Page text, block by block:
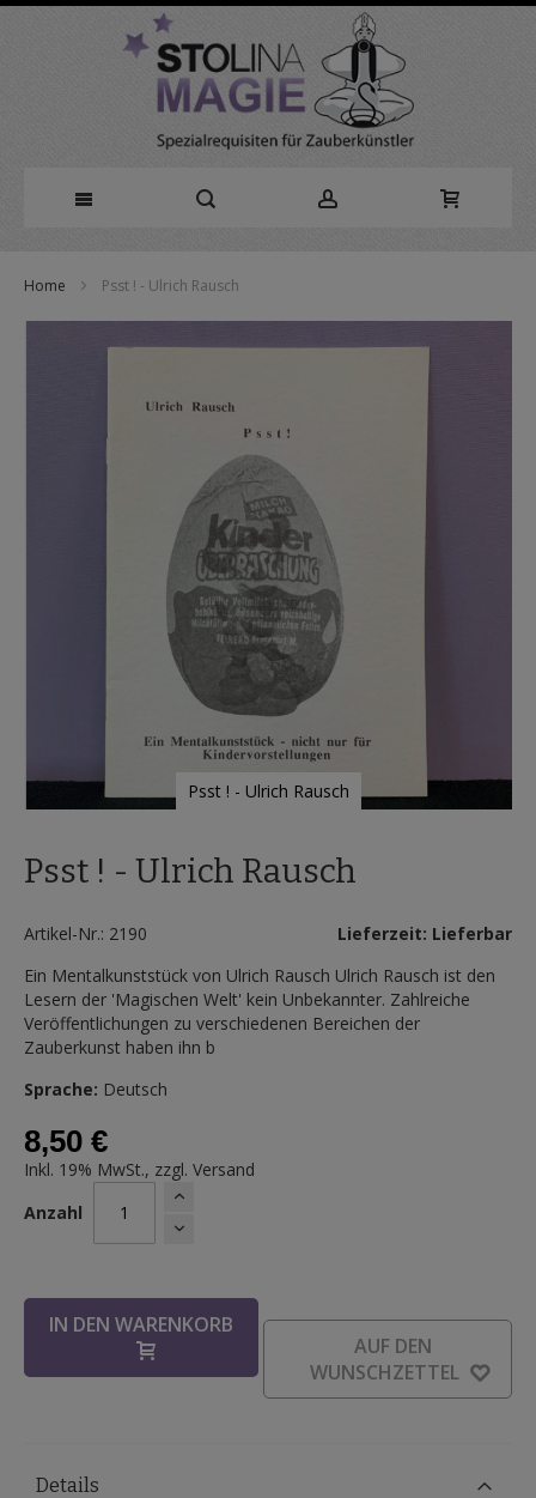
zumHome Psst ! - Ulrich Rausch
Psst ! - Ulrich Rausch
der
Psst ! - Ulrich Rausch
Artikel-Nr.: 2190
Lieferzeit: Lieferbar
Ein Mentalkunststück von Ulrich Rausch Ulrich Rausch ist den
Lesern der 'Magischen Welt' kein Unbekannter. Zahlreiche
Veröffentlichungen zu verschiedenen Bereichen der
Zauberkunst haben ihn b
Sprache: Deutsch
8,50 €
Inkl. 19% MwSt., zzgl. Versand
Anzahl
IN DEN WARENKORB
AUF DEN
WUNSCHZETTEL
Details